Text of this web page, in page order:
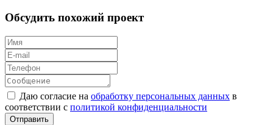
Обсудить похожий проект
Даю согласие на обработку персональных данных в
соответствии с политикой конфиденциальности